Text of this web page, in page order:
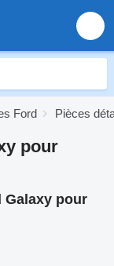
Ford Pièces
pour
Galaxy pour